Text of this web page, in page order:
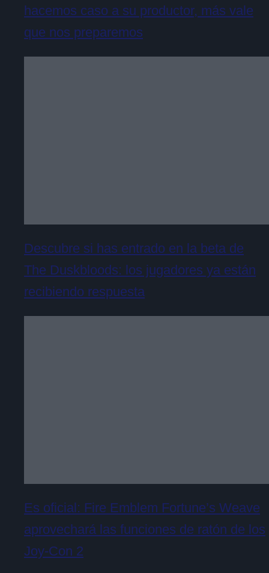
hacemos caso a su productor, más vale
que nos preparemos
Descubre si has entrado en la beta de
The Duskbloods: los jugadores ya están
recibiendo respuesta
Es oficial: Fire Emblem Fortune’s Weave
aprovechará las funciones de ratón de los
Joy-Con 2